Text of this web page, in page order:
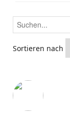
Sortieren nach